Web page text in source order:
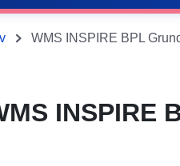
WMS INSPIRE BPL
INSPIRE